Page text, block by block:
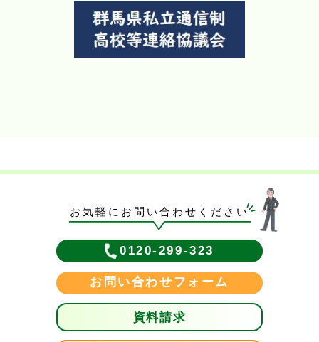
お気軽にお問い合わせください
0120-299-323
お問い合わせフォーム
資料請求